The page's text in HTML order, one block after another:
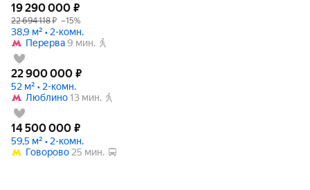
22 694 118₽ –15%
19 290 000 ₽
38,9 м² • 2-комн.
Перерва9 мин.
22 900 000 ₽
52 м² • 2-комн.
Люблино13 мин.
14 500 000 ₽
59,5 м² • 2-комн.
Говорово 25 мин.